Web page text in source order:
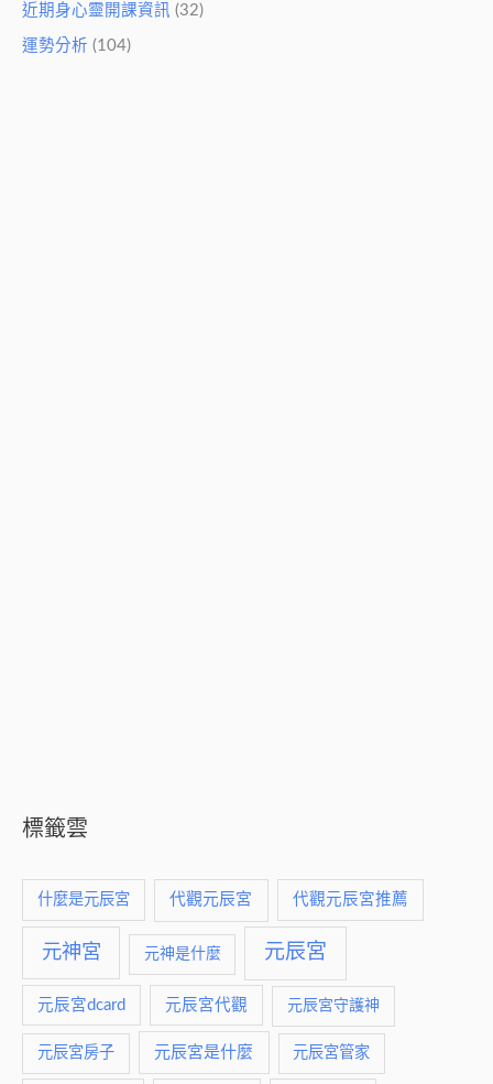
近期身心靈開課資訊 (32)
運勢分析 (104)
標籤雲
什麼是元辰宮 代觀元辰宮 代觀元辰宮推薦
元神宮 元神是什麼 元辰宮
元辰宮dcard 元辰宮代觀 元辰宮守護神
元辰宮房子 元辰宮是什麼 元辰宮管家